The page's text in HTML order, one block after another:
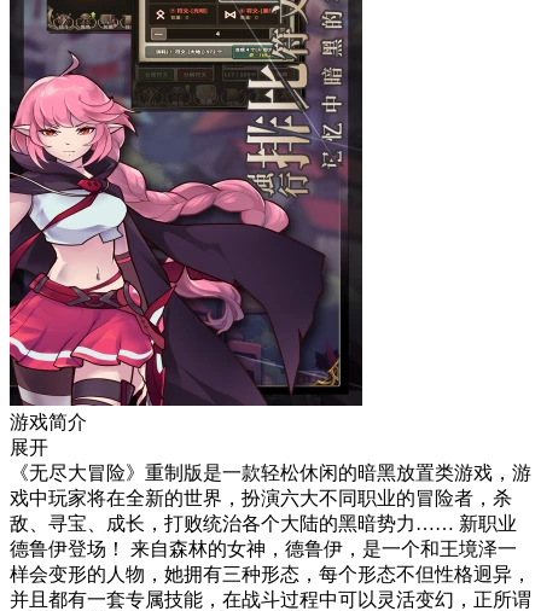
游戏简介
展开
《无尽大冒险》重制版是一款轻松休闲的暗黑放置类游戏，游
戏中玩家将在全新的世界，扮演六大不同职业的冒险者，杀
敌、寻宝、成长，打败统治各个大陆的黑暗势力…… 新职业
德鲁伊登场！ 来自森林的女神，德鲁伊，是一个和王境泽一
样会变形的人物，她拥有三种形态，每个形态不但性格迥异，
并且都有一套专属技能，在战斗过程中可以灵活变幻，正所谓